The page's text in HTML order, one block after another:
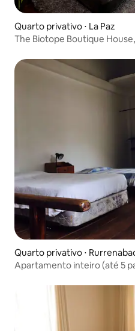
Quarto privativo ⋅ La Paz
The Biotope Boutique
Quarto privativo ⋅
Apartamento inteiro (até 5